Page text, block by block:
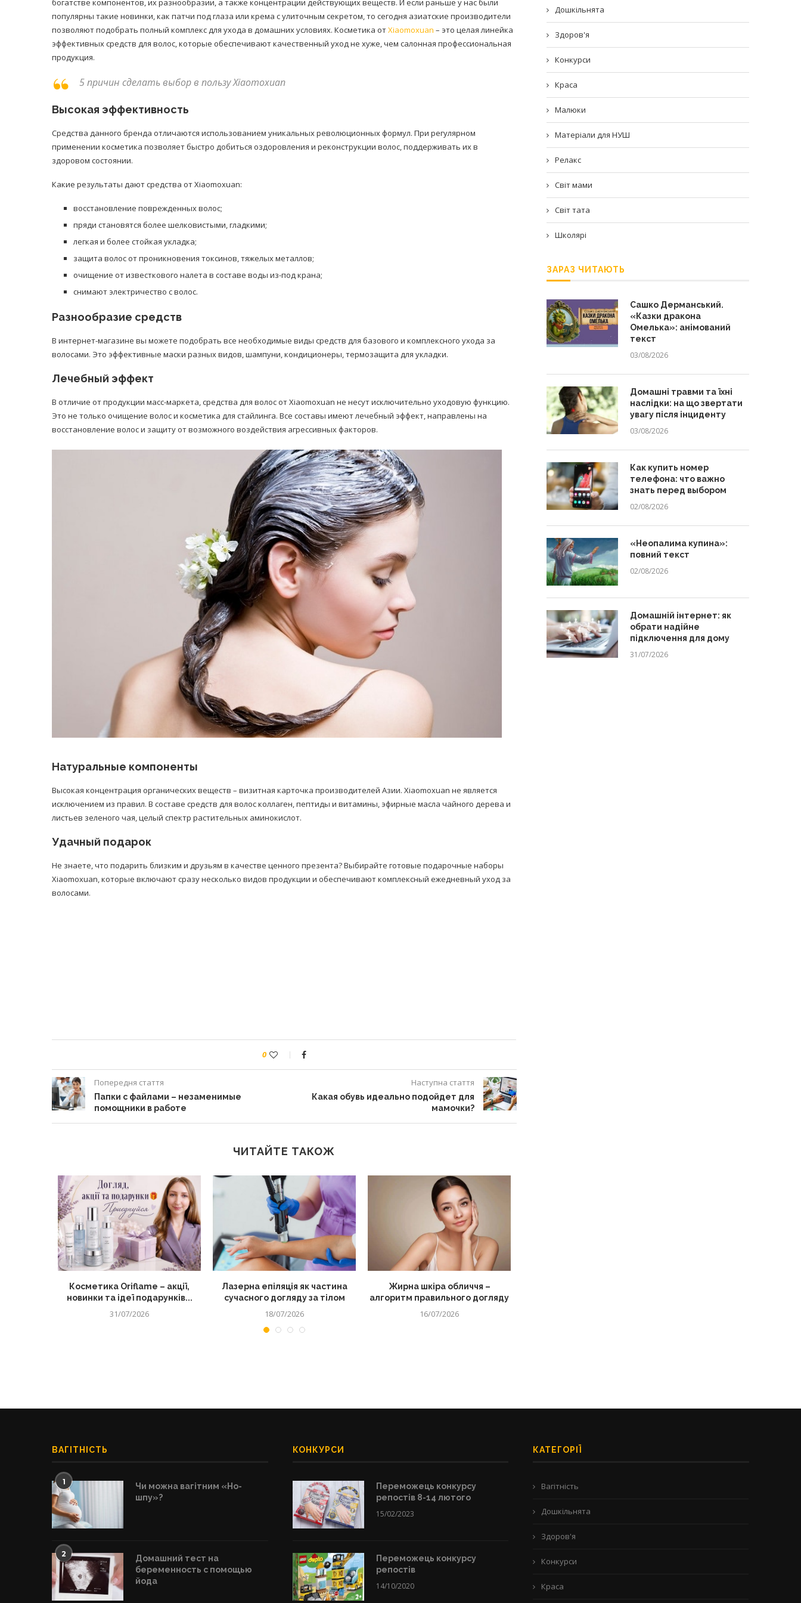
богатстве компонентов, их разнообразии, а также концентрации действующих веществ. И если раньше у нас были
популярны такие новинки, как патчи под глаза или крема с улиточным секретом, то сегодня азиатские производители
позволяют подобрать полный комплекс для ухода в домашних условиях. Косметика отXiaomoxuan – это целая линейка
эффективных средств для волос, которые обеспечивают качественный уход не хуже, чем салонная профессиональная
продукция.
5 причин сделать выбор в пользу Xiaomoxuan
Высокая эффективность
Средства данного бренда отличаются использованием уникальных революционных формул. При регулярном
применении косметика позволяет быстро добиться оздоровления и реконструкции волос, поддерживать их в
здоровом состоянии.
Какие результаты дают средства от Xiaomoxuan:
восстановление поврежденных волос;
пряди становятся более шелковистыми, гладкими;
легкая и более стойкая укладка;
защита волос от проникновения токсинов, тяжелых металлов;
очищение от известкового налета в составе воды из-под крана;
снимают электричество с волос.
Разнообразие средств
В интернет-магазине вы можете подобрать все необходимые виды средств для базового и комплексного ухода за
волосами. Это эффективные маски разных видов, шампуни, кондиционеры, термозащита для укладки.
Лечебный эффект
В отличие от продукции масс-маркета, средства для волос от Xiaomoxuan не несут исключительно уходовую функцию.
Это не только очищение волос и косметика для стайлинга. Все составы имеют лечебный эффект, направлены на
восстановление волос и защиту от возможного воздействия агрессивных факторов.
Натуральные компоненты
Высокая концентрация органических веществ – визитная карточка производителей Азии. Xiaomoxuan не является
исключением из правил. В составе средств для волос коллаген, пептиды и витамины, эфирные масла чайного дерева и
листьев зеленого чая, целый спектр растительных аминокислот.
Удачный подарок
Не знаете, что подарить близким и друзьям в качестве ценного презента? Выбирайте готовые подарочные наборы
Xiaomoxuan, которые включают сразу несколько видов продукции и обеспечивают комплексный ежедневный уход за
волосами.
0
Попередня стаття
Папки с файлами – незаменимые
помощники в работе
Наступна стаття
Какая обувь идеально подойдет для
мамочки?
ЧИТАЙТЕ ТАКОЖ
Косметика Oriflame – акції,
новинки та ідеї подарунків...
31/07/2026
Лазерна епіляція як частина
сучасного догляду за тілом
18/07/2026
Жирна шкіра обличчя –
алгоритм правильного догляду
16/07/2026
Дошкільнята
Здоров'я
Конкурси
Краса
Малюки
Матеріали для НУШ
Релакс
Світ мами
Світ тата
Школярі
ЗАРАЗ ЧИТАЮТЬ
Сашко Дерманський.
«Казки дракона
Омелька»: анімований
текст
03/08/2026
Домашні травми та їхні
наслідки: на що звертати
увагу після інциденту
03/08/2026
Как купить номер
телефона: что важно
знать перед выбором
02/08/2026
«Неопалима купина»:
повний текст
02/08/2026
Домашній інтернет: як
обрати надійне
підключення для дому
31/07/2026
ВАГІТНІСТЬ
1
Чи можна вагітним «Но-
шпу»?
2
Домашний тест на
беременность с помощью
йода
КОНКУРСИ
Переможець конкурсу
репостів 8-14 лютого
15/02/2023
Переможець конкурсу
репостів
14/10/2020
КАТЕГОРІЇ
Вагітність
Дошкільнята
Здоров'я
Конкурси
Краса